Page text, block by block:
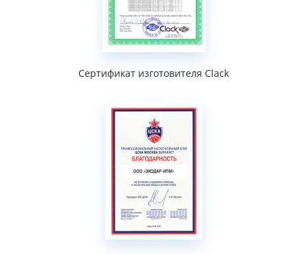
Сертификат изготовителя Clack